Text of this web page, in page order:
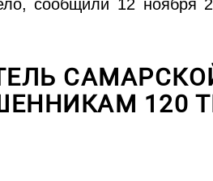
сообщили 12 ноября
120